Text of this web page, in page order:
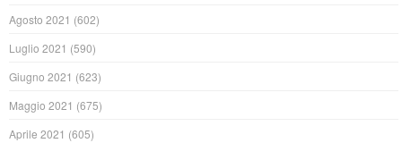
Agosto 2021 (602)
Luglio 2021 (590)
Giugno 2021 (623)
Maggio 2021 (675)
Aprile 2021 (605)